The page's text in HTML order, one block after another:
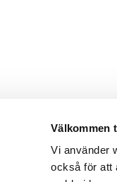
Välkommen
Vi använder
också för att